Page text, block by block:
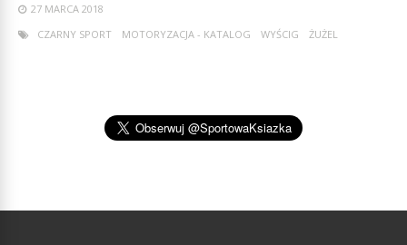
27 MARCA 2018
CZARNY SPORT
MOTORYZACJA - KATALOG WYŚCIG ŻUŻEL